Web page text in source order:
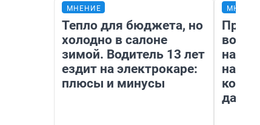
МНЕНИЕ
Тепло для бюджета, но
холодно в салоне
зимой. Водитель 13 лет
ездит на электрокаре:
плюсы и минусы
нам
даже